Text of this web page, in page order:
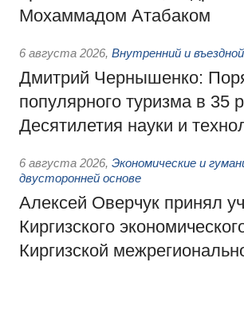
Мохаммадом Атабаком
6 августа 2026, Внутренний и
Дмитрий Чернышенко:
популярного туризма в 35
Десятилетия науки и
6 августа 2026, Экономические и
двусторонней основе
Алексей Оверчук принял
Киргизского
Киргизской